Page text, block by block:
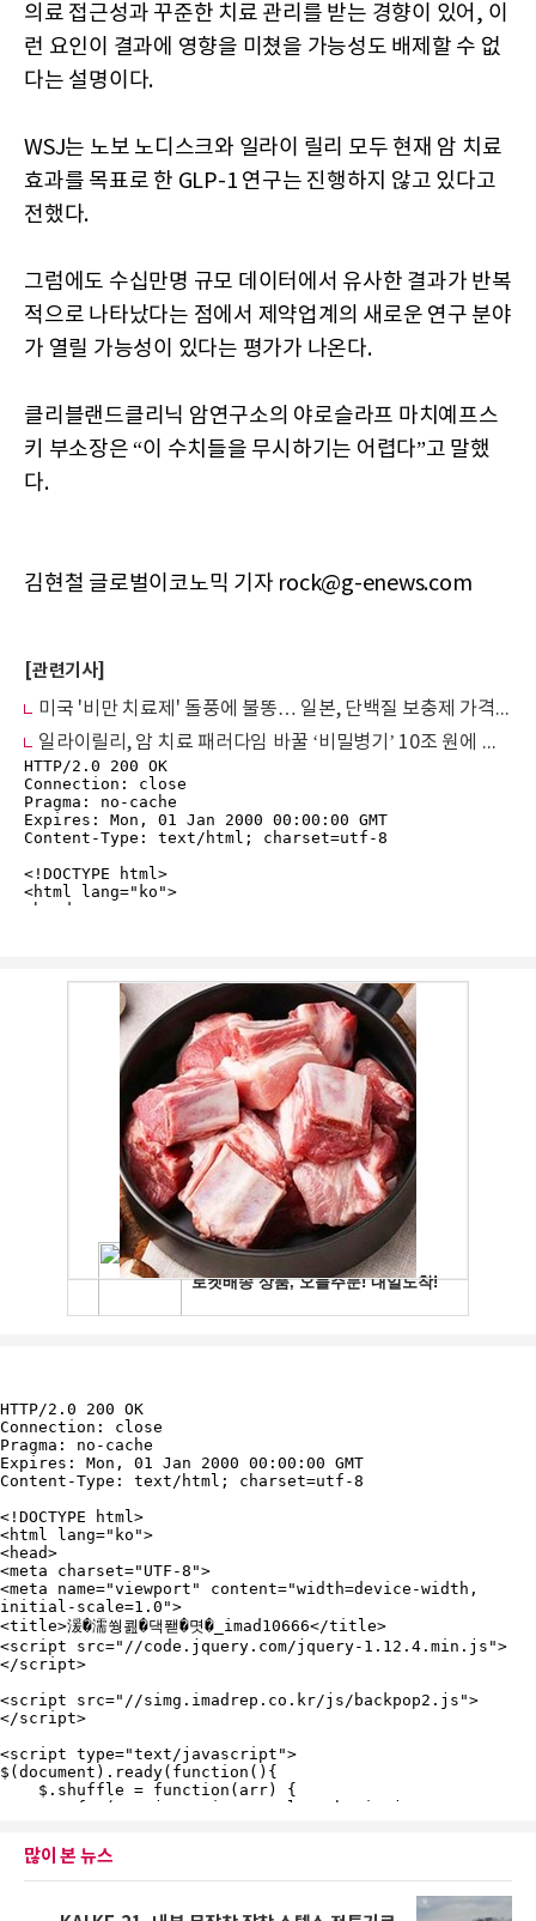
의료 접근성과 꾸준한 치료 관리를 받는 경향이 있어, 이
런 요인이 결과에 영향을 미쳤을 가능성도 배제할 수 없
다는 설명이다.
WSJ는 노보 노디스크와 일라이 릴리 모두 현재 암 치료
효과를 목표로 한 GLP-1 연구는 진행하지 않고 있다고
전했다.
그럼에도 수십만명 규모 데이터에서 유사한 결과가 반복
적으로 나타났다는 점에서 제약업계의 새로운 연구 분야
가 열릴 가능성이 있다는 평가가 나온다.
클리블랜드클리닉 암연구소의 야로슬라프 마치예프스
키 부소장은 “이 수치들을 무시하기는 어렵다”고 말했
다.
김현철 글로벌이코노믹 기자 rock@g-enews.com
[관련기사]
미국 '비만 치료제' 돌풍에 불똥… 일본, 단백질 보충제 가격 인상·공급 대란
일라이릴리, 암 치료 패러다임 바꿀 ‘비밀병기’ 10조 원에 품었다
많이 본 뉴스